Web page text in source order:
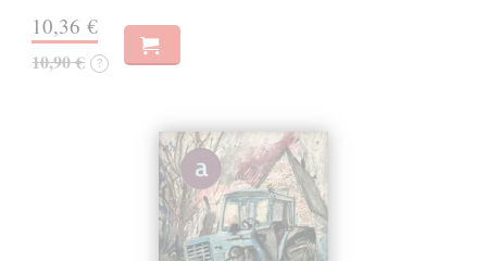
10,36 €
10,90 € ?